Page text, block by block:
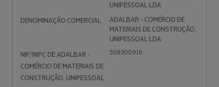
UNIPESSOAL LDA
DENOMINAÇÃO COMERCIAL
ADALBAR - COMÉRCIO DE
MATERIAIS DE CONSTRUÇÃO,
UNIPESSOAL LDA
NIF/NIPC DE ADALBAR -
COMÉRCIO DE MATERIAIS DE
CONSTRUÇÃO, UNIPESSOAL
508300916